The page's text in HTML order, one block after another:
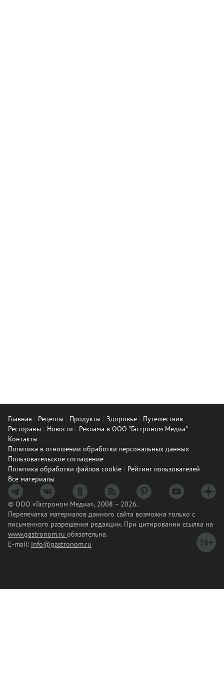
Главная Рецепты Продукты Здоровье
Путешествия
Рестораны
Новости
Реклама в ООО "Гастроном Медиа"
Контакты
Политика в отношении обработки персональных данных
Пользовательское соглашение
Политика обработки файлов cookie
Рейтинг пользователей
Все материалы
© ООО «Гастроном Медиа», 2008 – 2026.
Перепечатка материалов данного сайта возможна только с
письменного разрешения редакции. При цитировании ссылка на
www.gastronom.ru обязательна.
E-mail: info@gastronom.ru